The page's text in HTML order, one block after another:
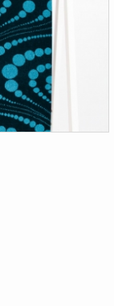
Добавить
в